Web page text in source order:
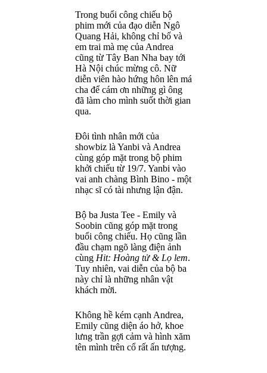
Trong buổi công chiếu bộ
phim mới của đạo diễn Ngô
Quang Hải, không chỉ bố và
em trai mà mẹ của Andrea
cũng từ Tây Ban Nha bay tới
Hà Nội chúc mừng cô. Nữ
diễn viên hào hứng hôn lên má
cha để cám ơn những gì ông
đã làm cho mình suốt thời gian
qua.
Đôi tình nhân mới của
showbiz là Yanbi và Andrea
cùng góp mặt trong bộ phim
khởi chiếu từ 19/7. Yanbi vào
vai anh chàng Bình Bino - một
nhạc sĩ có tài nhưng lận đận.
Bộ ba Justa Tee - Emily và
Soobin cũng góp mặt trong
buổi công chiếu. Họ cũng lần
đầu chạm ngõ làng điện ảnh
cùng Hit: Hoàng tử & Lọ lem.
Tuy nhiên, vai diễn của bộ ba
này chỉ là những nhân vật
khách mời.
Không hề kém cạnh Andrea,
Emily cũng diện áo hở, khoe
lưng trần gợi cảm và hình xăm
tên mình trên cổ rất ấn tượng.